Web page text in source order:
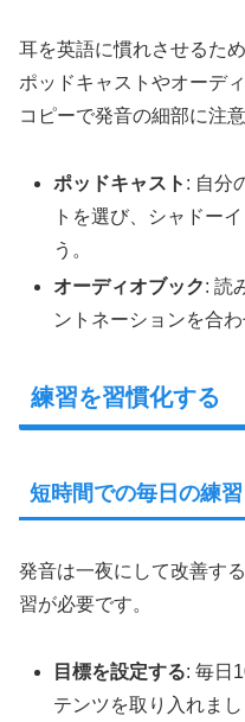
耳を英語に慣れさせるた
ポッドキャストやオーデ
コピーで発音の細部に注
ポッドキャスト : 自分
トを選び、シャドー
う。
オーディオブック: 読
ントネーションを合
練習を習慣化する
短時間での毎日の練習
発音は一夜にして改善す
習が必要です。
目標を設定する: 毎日
テンツを取り入れまし